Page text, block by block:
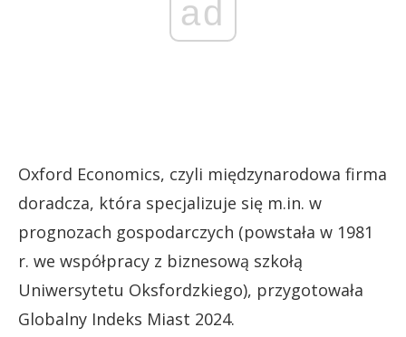
ad
Oxford Economics, czyli międzynarodowa firma
doradcza, która specjalizuje się m.in. w
prognozach gospodarczych (powstała w 1981
r. we współpracy z biznesową szkołą
Uniwersytetu Oksfordzkiego), przygotowała
Globalny Indeks Miast 2024.